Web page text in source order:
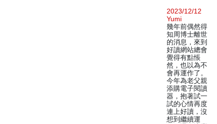
2023/12/12
Yumi
幾年前偶然得
知周博士離世
的消息，來到
好讀網站總會
覺得有點悵
然，也以為不
會再運作了。
今年為老父親
添購電子閱讀
器，抱著試一
試的心情再度
連上好讀，沒
想到繼續運